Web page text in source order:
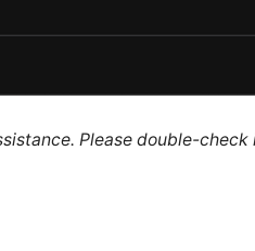
Please double-